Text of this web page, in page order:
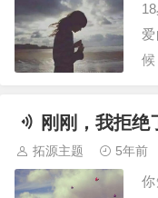
续
刚刚，我拒绝
拓源主题 5年前